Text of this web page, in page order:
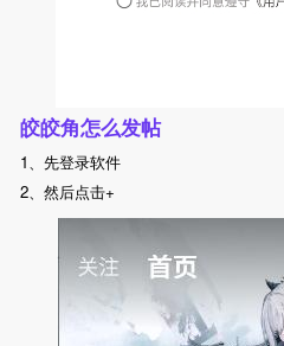
皎皎角怎么发帖
1、先登录软件
2、然后点击+